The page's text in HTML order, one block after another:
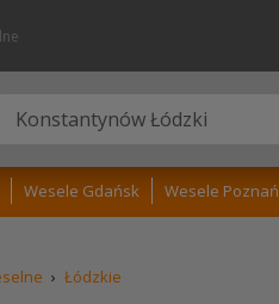
Wesele Gdańsk Wesele Poznań
› Łódzkie